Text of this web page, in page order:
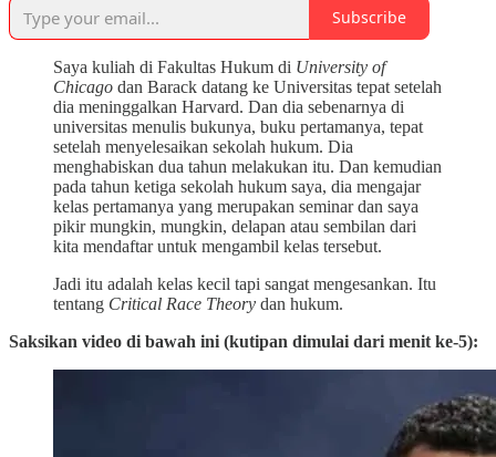
Subscribe
Saya kuliah di Fakultas Hukum di University of
Chicago dan Barack datang ke Universitas tepat setelah
dia meninggalkan Harvard. Dan dia sebenarnya di
universitas menulis bukunya, buku pertamanya, tepat
setelah menyelesaikan sekolah hukum. Dia
menghabiskan dua tahun melakukan itu. Dan kemudian
pada tahun ketiga sekolah hukum saya, dia mengajar
kelas pertamanya yang merupakan seminar dan saya
pikir mungkin, mungkin, delapan atau sembilan dari
kita mendaftar untuk mengambil kelas tersebut.
Jadi itu adalah kelas kecil tapi sangat mengesankan. Itu
tentang Critical Race Theory dan hukum.
Saksikan video di bawah ini (kutipan dimulai dari menit ke-5):